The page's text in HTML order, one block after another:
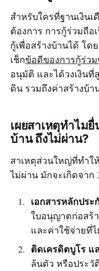
สำหรับใครที่ฐานเงิน
ต้องการ การกู้ร่วมถื
กู้เพื่อสร้างบ้านได้ โ
เช็กข้อดีของการกู้ร่ว
อนุมัติ และได้วงเงิน
ดิน รวมถึงค่าสร้างบ้า
เผยสาเหตุทำไม
บ้าน ถึงไม่ผ่าน?
สาเหตุส่วนใหญ่ที่ทำใ
ไม่ผ่าน มักจะเกิดจาก
เอกสารหลักปร
ใบอนุญาตก่อสร้
และค่าใช้จ่ายที่
ติดเครดิตบูโร แ
ล้นตัว หรือประวั